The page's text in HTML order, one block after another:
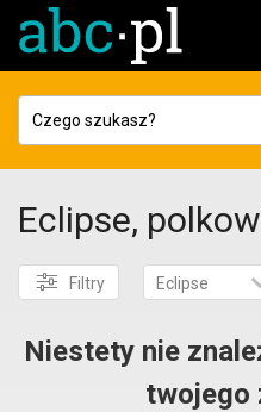
Eclipse,
Filtry Eclipse
Niestety nie
twojego